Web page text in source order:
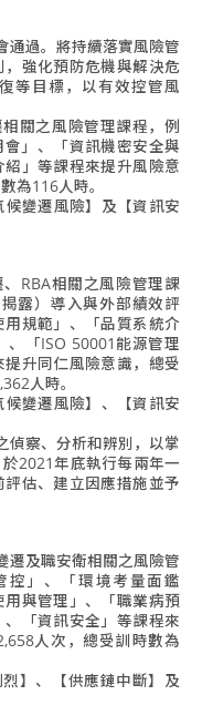
通過。將持續落實風險管
強化預防危機與解決危
等目標，以有效控管風
關之風險管理課程，例
」、「資訊機密安全與
」等課程來提升風險意
為116人時。
變遷風險】及【資訊安
RBA相關之風險管理課
露）導入與外部績效評
規範」、「品質系統介
、「ISO 50001能源管理
升同仁風險意識，總受
人時。
變遷風險】、【資訊安
偵察、分析和辨別，以掌
2021年底執行每兩年一
估、建立因應措施並予
遷及職安衛相關之風險管
控」、「環境考量面鑑
與管理」、「職業病預
「資訊安全」等課程來
人次，總受訓時數為
】、【供應鏈中斷】及